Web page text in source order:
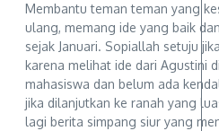
Membantu teman teman yang
ulang, memang ide yang baik
sejak Januari. Sopiallah setuju
karena melihat ide dari Agustini
mahasiswa dan belum ada
jika dilanjutkan ke ranah yang
lagi berita simpang siur yang